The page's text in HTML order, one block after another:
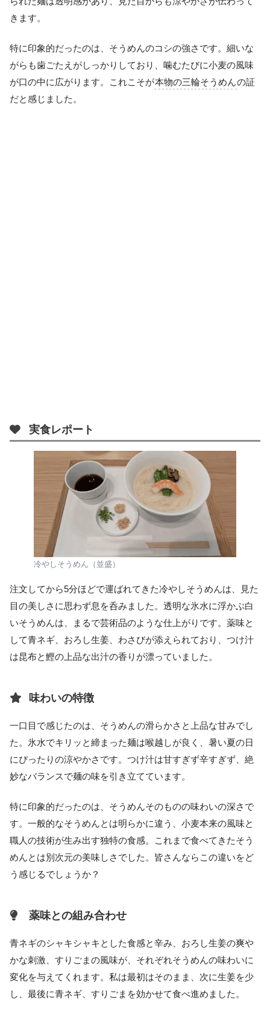
きます。
特に印象的だったのは、そうめんのコシの強さです。細いな
がらも歯ごたえがしっかりしており、噛むたびに小麦の風味
が口の中に広がります。これこそが本物の三輪そうめんの証
だと感じました。
実食レポート
冷やしそうめん（並盛）
注文してから5分ほどで運ばれてきた冷やしそうめんは、見た
目の美しさに思わず息を呑みました。透明な氷水に浮かぶ白
いそうめんは、まるで芸術品のような仕上がりです。薬味と
して青ネギ、おろし生姜、わさびが添えられており、つけ汁
は昆布と鰹の上品な出汁の香りが漂っていました。
味わいの特徴
一口目で感じたのは、そうめんの滑らかさと上品な甘みでし
た。氷水でキリッと締まった麺は喉越しが良く、暑い夏の日
にぴったりの涼やかさです。つけ汁は甘すぎず辛すぎず、絶
妙なバランスで麺の味を引き立てています。
特に印象的だったのは、そうめんそのものの味わいの深さで
す。一般的なそうめんとは明らかに違う、小麦本来の風味と
職人の技術が生み出す独特の食感。これまで食べてきたそう
めんとは別次元の美味しさでした。皆さんならこの違いをど
う感じるでしょうか？
薬味との組み合わせ
青ネギのシャキシャキとした食感と辛み、おろし生姜の爽や
かな刺激、すりごまの風味が、それぞれそうめんの味わいに
変化を与えてくれます。私は最初はそのまま、次に生姜を少
し、最後に青ネギ、すりごまを効かせて食べ進めました。